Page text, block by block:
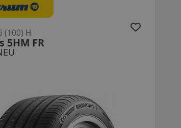
LETNÍ PNEU
K135A Ventus Prime4
215/70R16 (100) H